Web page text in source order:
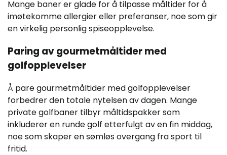
Mange baner er glade for å tilpasse måltider for å
imøtekomme allergier eller preferanser, noe som gir
en virkelig personlig spiseopplevelse.
Paring av gourmetmåltider med
golfopplevelser
Å pare gourmetmåltider med golfopplevelser
forbedrer den totale nytelsen av dagen. Mange
private golfbaner tilbyr måltidspakker som
inkluderer en runde golf etterfulgt av en fin middag,
noe som skaper en sømløs overgang fra sport til
fritid.